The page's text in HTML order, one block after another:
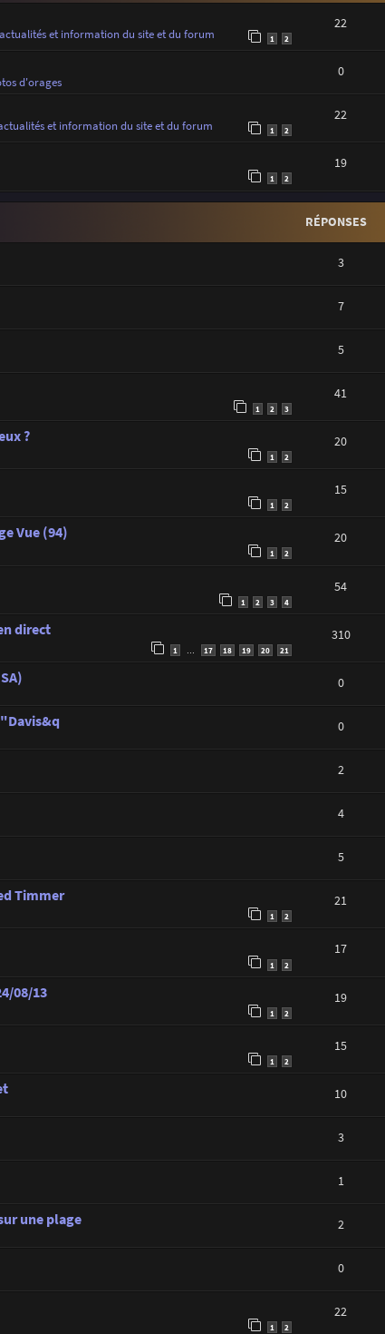
et information du site et du forum 1 2
22
d'orages
0
et information du site et du forum 1 2
22
1 2
19
RÉPONSES
3
7
5
1 2 3
41
?
1 2
20
1 2
15
Vue (94)
1 2
20
1 2 3 4
54
direct
1 … 17 18 19 20 21
310
0
0
2
4
5
Timmer
1 2
21
1 2
17
08/13
1 2
19
1 2
15
10
3
1
une plage 2
0
1 2
22